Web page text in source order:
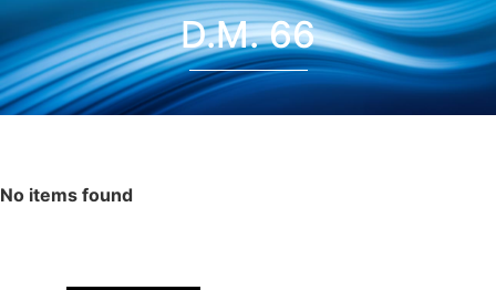
D.M. 66
No items found